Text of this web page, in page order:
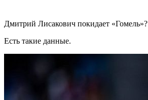
Дмитрий Лисакович покидает «Гомель»?
Есть такие данные.